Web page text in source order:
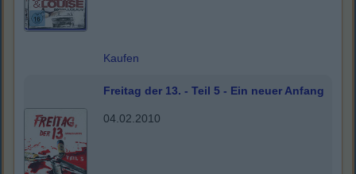
Kaufen
Freitag der 13. - Teil 5 - Ein neuer Anfang
04.02.2010